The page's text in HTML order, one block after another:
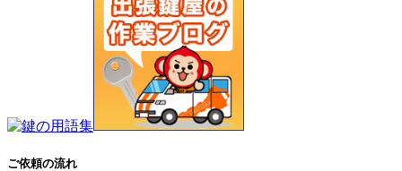
ご依頼の流れ